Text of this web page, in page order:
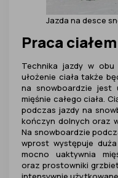
Jazda na desce
Praca ciałem
Technika jazdy w
ułożenie ciała także
na snowboardzie jest
mięśnie całego ciała.
podczas jazdy na
kończyn dolnych oraz
Na snowboardzie
wprost występuje
mocno uaktywnia
oraz prostowniki